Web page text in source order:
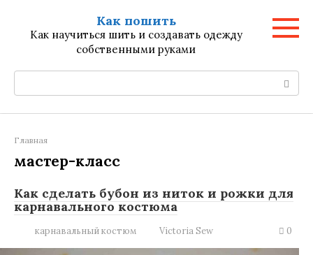
контенту
Как пошить
Как научиться шить и создавать одежду
собственными руками
Поиск:
Главная
мастер-класс
Как сделать бубон из ниток и рожки для
карнавального костюма
карнавальный костюм Victoria Sew 0